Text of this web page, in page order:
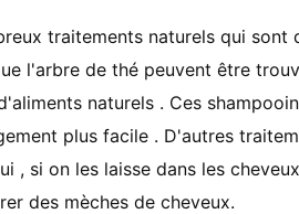
traitements naturels qui
l'arbre de thé peuvent être
naturels . Ces
plus facile . D'autres
, si on les laisse dans les
des mèches de cheveux.